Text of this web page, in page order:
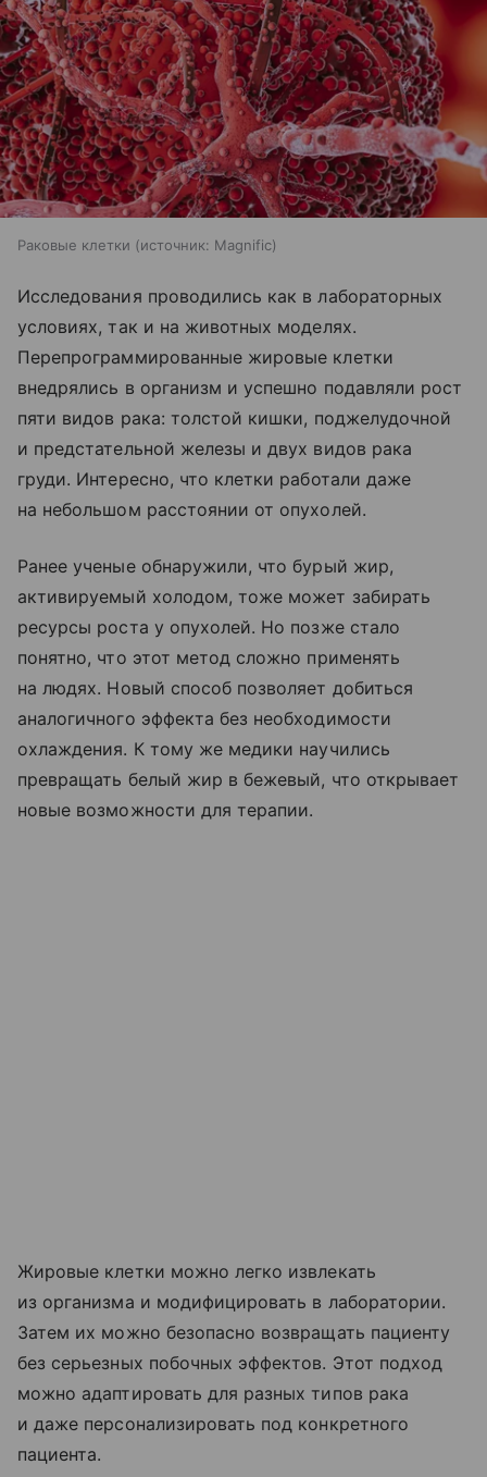
Раковые клетки источник: Magnific
Исследования проводились как в лабораторных
условиях, так и на животных моделях.
Перепрограммированные жировые клетки
внедрялись в организм и успешно подавляли рост
пяти видов рака: толстой кишки, поджелудочной
и предстательной железы и двух видов рака
груди. Интересно, что клетки работали даже
на небольшом расстоянии от опухолей.
Ранее ученые обнаружили, что бурый жир,
активируемый холодом, тоже может забирать
ресурсы роста у опухолей. Но позже стало
понятно, что этот метод сложно применять
на людях. Новый способ позволяет добиться
аналогичного эффекта без необходимости
охлаждения. К тому же медики научились
превращать белый жир в бежевый, что открывает
новые возможности для терапии.
Жировые клетки можно легко извлекать
из организма и модифицировать в лаборатории.
Затем их можно безопасно возвращать пациенту
без серьезных побочных эффектов. Этот подход
можно адаптировать для разных типов рака
и даже персонализировать под конкретного
пациента.